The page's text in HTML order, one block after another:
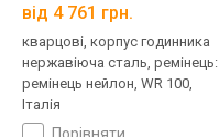
від 4 761 грн.
кварцові, корпус годинника
нержавіюча сталь, ремінець:
ремінець нейлон, WR 100,
Італія